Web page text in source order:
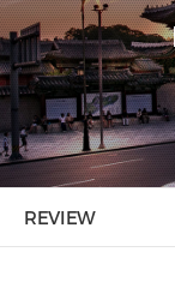
REVIEW